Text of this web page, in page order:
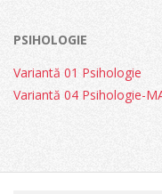
PSIHOLOGIE
Variantă 01 Psihologie
Variantă 04 Psihologie-